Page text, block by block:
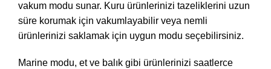
vakum modu sunar. Kuru ürünlerinizi tazeliklerini uzun
süre korumak için vakumlayabilir veya nemli
ürünlerinizi saklamak için uygun modu seçebilirsiniz.
Marine modu, et ve balık gibi ürünlerinizi saatlerce